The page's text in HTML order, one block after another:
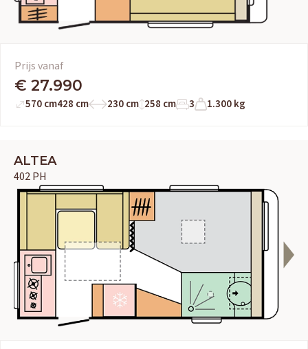
Prijs vanaf
€ 27.990
570 cm428 cm 230 cm 258 cm 3 1.300 kg
ALTEA
402 PH